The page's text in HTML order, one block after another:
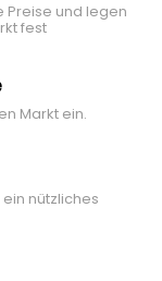
und legen
fest
Markt ein.
nützliches